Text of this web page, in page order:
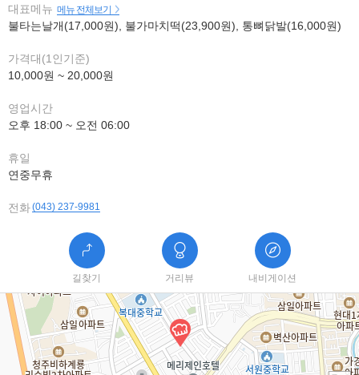
대표메뉴 메뉴 전체보기
불타는날개(17,000원), 불가마치떡(23,900원), 통뼈닭발(16,000원)
가격대(1인기준)
10,000원 ~ 20,000원
영업시간
오후 18:00 ~ 오전 06:00
휴일
연중무휴
전화(043) 237-9981
길찾기 거리뷰 내비게이션